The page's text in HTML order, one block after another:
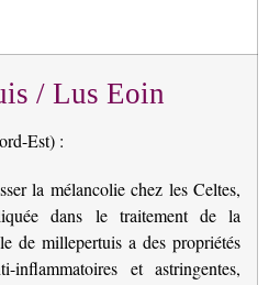
/ Lus Eoin
Est) :
la mélancolie chez les Celtes,
dans le traitement de la
de millepertuis a des propriétés
inflammatoires et astringentes,